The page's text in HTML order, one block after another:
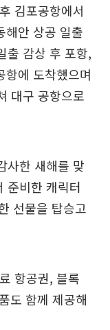
김포공항에서
해안 상공 일출
출 감상 후 포항,
항에 도착했으며
대구 공항으로
사한 새해를 맞
준비한 캐릭터
선물을 탑승고
항공권, 블록
도 함께 제공해